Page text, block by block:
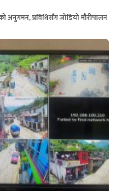
अनुगमन, प्रविधिसँग जोडियो मौरीपालन